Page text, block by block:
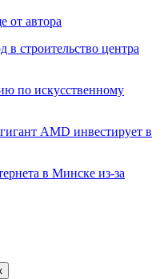
от автора
строительство центра
по искусственному
AMD инвестирует в
в Минске из-за